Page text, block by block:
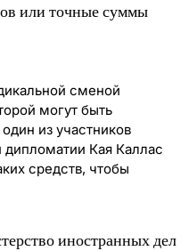
или точные суммы
сменой
могут быть
из участников
дипломатии Кая Каллас
средств, чтобы
иностранных дел